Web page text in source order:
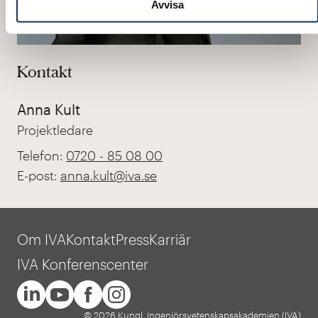
Avvisa
Kontakt
Anna Kult
Projektledare
Telefon: 0720 - 85 08 00
E-post: anna.kult@iva.se
Om IVAKontaktPressKarriär
IVA Konferenscenter
© 2026 Kungl. Ingenjörsvetenskapsakademien (IVA)